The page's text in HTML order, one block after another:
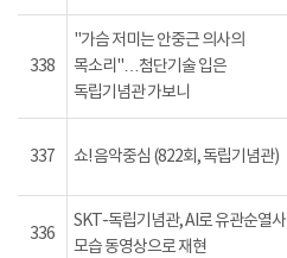
338
"가슴 저미는 안중근 의사의
목소리"…첨단기술 입은
독립기념관 가보니
337 쇼! 음악중심 (822회, 독립기념관)
336
SKT-독립기념관, AI로 유관순열사
모습 동영상으로 재현